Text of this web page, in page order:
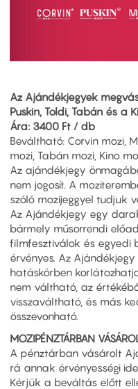
Az Ajándékjegyek
Puskin, Toldi, Tabán és a
Ára: 3400 Ft / db
Beváltható: Corvin mozi,
mozi, Tabán mozi, Kino
Az ajándékjegy
nem jogosít. A
szóló mozijeggyel tudjuk
Az Ajándékjegy egy
bármely műsorrendi
filmfesztiválok és egyedi
érvényes. Az
hatáskörben
nem váltható, az
visszaváltható, és más
összevonható.
MOZIPÉNZTÁRBAN
A pénztárban vásárolt
rá annak érvényességi
Kérjük a beváltás előtt